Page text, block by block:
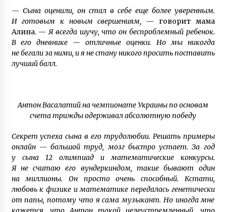
— Сына оценили, он стал в себе еще более уверенным.
И готовым к новым свершениям, — говорит мама
Алина. —Я всегда шучу, что он беспроблемный ребенок.
В его дневнике — отличные оценки. Но мы никогда
не бегали за ними, и я не стану никого просить поставить
лучший балл.
Антон Васалатий на чемпионате Украины по основам
счета трижды одерживал абсолютную победу
Секрет успеха сына в его трудолюбии. Решать примеры
онлайн — большой труд, мозг быстро устает. За год
у сына 12 олимпиад и математические конкурсы.
Я не считаю его вундеркиндом, такие бывают один
на миллионы. Он просто очень способный. Кстати,
любовь к физике и математике передалась генетически
от папы, потому что я сама музыкант. Но иногда мне